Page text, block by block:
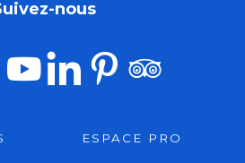
nous
ESPACE PRO